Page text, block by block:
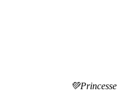
💚Princesse